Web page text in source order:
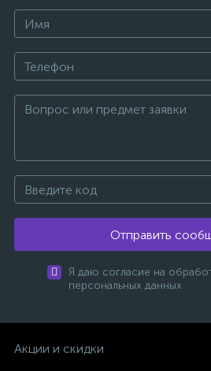
Отправить
Я даю согласие на
персональных данных
Акции и скидки